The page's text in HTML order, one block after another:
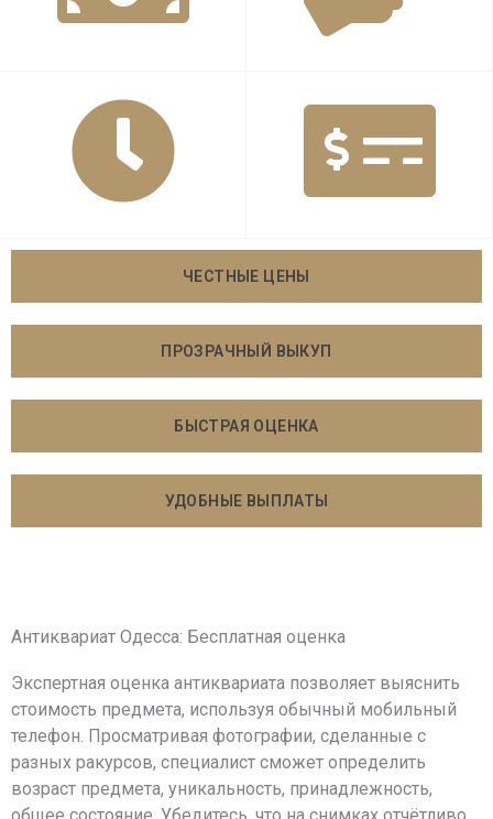
ЧЕСТНЫЕ ЦЕНЫ
ПРОЗРАЧНЫЙ ВЫКУП
БЫСТРАЯ ОЦЕНКА
УДОБНЫЕ ВЫПЛАТЫ
Антиквариат Одесса: Бесплатная оценка
Экспертная оценка антиквариата позволяет выяснить
стоимость предмета, используя обычный мобильный
телефон. Просматривая фотографии, сделанные с
разных ракурсов, специалист сможет определить
возраст предмета, уникальность, принадлежность,